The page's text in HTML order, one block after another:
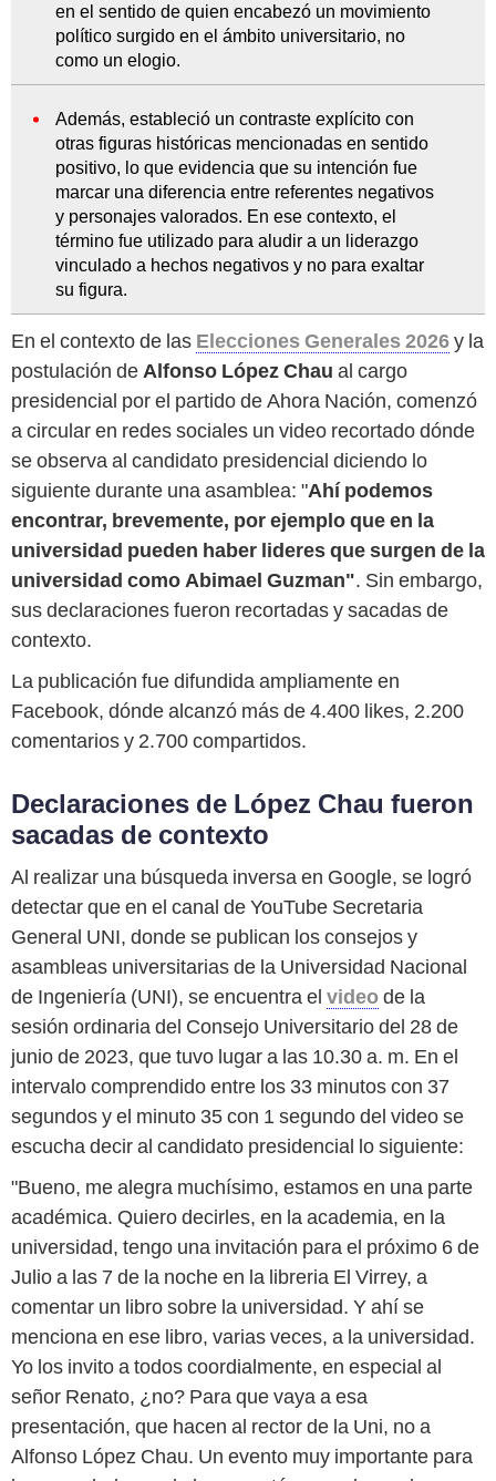
en el sentido de quien encabezó un movimiento
político surgido en el ámbito universitario, no
como un elogio.
Además, estableció un contraste explícito con
otras figuras históricas mencionadas en sentido
positivo, lo que evidencia que su intención fue
marcar una diferencia entre referentes negativos
y personajes valorados. En ese contexto, el
término fue utilizado para aludir a un liderazgo
vinculado a hechos negativos y no para exaltar
su figura.
En el contexto de las Elecciones Generales 2026y la
postulación deAlfonso López Chau al cargo
presidencial por el partido de Ahora Nación, comenzó
a circular en redes sociales un video recortado dónde
se observa al candidato presidencial diciendo lo
siguiente durante una asamblea: "Ahí podemos
encontrar, brevemente, por ejemplo que en la
universidad pueden haber lideres que surgen de la
universidad como Abimael Guzman". Sin embargo,
sus declaraciones fueron recortadas y sacadas de
contexto.
La publicación fue difundida ampliamente en
Facebook, dónde alcanzó más de 4.400 likes, 2.200
comentarios y 2.700 compartidos.
Declaraciones de López Chau fueron
sacadas de contexto
Al realizar una búsqueda inversa en Google, se logró
detectar que en el canal de YouTube Secretaria
General UNI, donde se publican los consejos y
asambleas universitarias de la Universidad Nacional
de Ingeniería (UNI), se encuentra el videode la
sesión ordinaria del Consejo Universitario del 28 de
junio de 2023, que tuvo lugar a las 10.30 a. m. En el
intervalo comprendido entre los 33 minutos con 37
segundos y el minuto 35 con 1 segundo del video se
escucha decir al candidato presidencial lo siguiente:
"Bueno, me alegra muchísimo, estamos en una parte
académica. Quiero decirles, en la academia, en la
universidad, tengo una invitación para el próximo 6 de
Julio a las 7 de la noche en la libreria El Virrey, a
comentar un libro sobre la universidad. Y ahí se
menciona en ese libro, varias veces, a la universidad.
Yo los invito a todos coordialmente, en especial al
señor Renato, ¿no? Para que vaya a esa
presentación, que hacen al rector de la Uni, no a
Alfonso López Chau. Un evento muy importante para